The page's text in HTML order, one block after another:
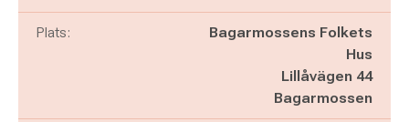
Plats:
Bagarmossens Folkets
Hus
Lillåvägen 44
Bagarmossen